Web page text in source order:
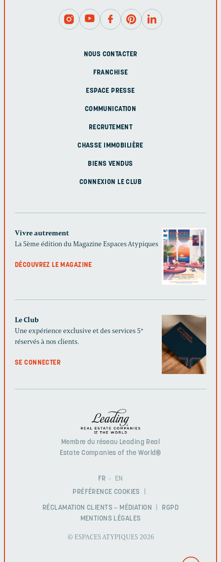
NOUS CONTACTER
FRANCHISE
ESPACE PRESSE
COMMUNICATION
RECRUTEMENT
CHASSE IMMOBILIÈRE
BIENS VENDUS
CONNEXION LE CLUB
Vivre autrement
La 5ème édition du Magazine Espaces Atypiques
DÉCOUVREZ LE MAGAZINE
Le Club
Une expérience exclusive et des services 5*
réservés à nos clients.
SE CONNECTER
Membre du réseau Leading Real
Estate Companies of the World®
FR
EN
PRÉFÉRENCE COOKIES
RÉCLAMATION CLIENTS – MÉDIATION
RGPD
MENTIONS LÉGALES
© ESPACES ATYPIQUES 2026